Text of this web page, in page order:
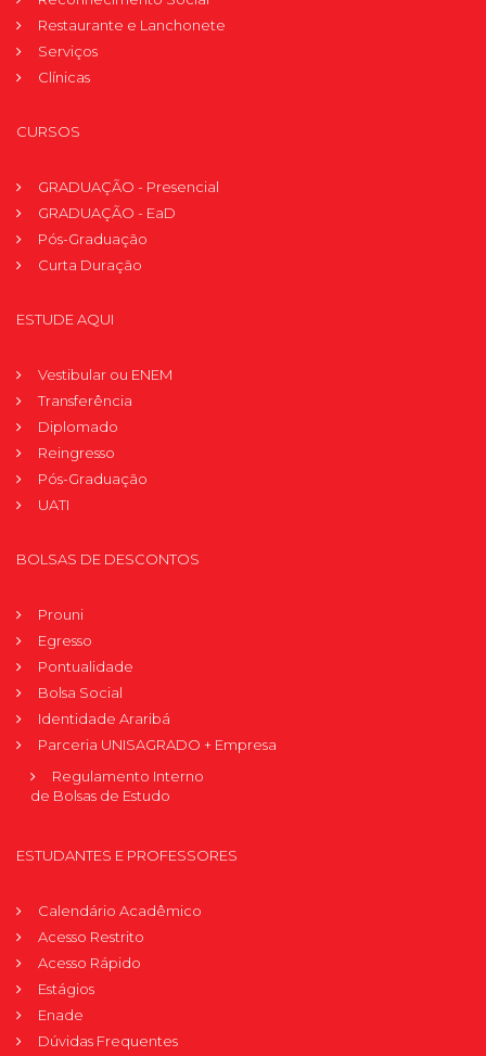
Restaurante e Lanchonete
Serviços
Clínicas
CURSOS
GRADUAÇÃO - Presencial
GRADUAÇÃO - EaD
Pós-Graduação
Curta Duração
ESTUDE AQUI
Vestibular ou ENEM
Transferência
Diplomado
Reingresso
Pós-Graduação
UATI
BOLSAS DE DESCONTOS
Prouni
Egresso
Pontualidade
Bolsa Social
Identidade Araribá
Parceria UNISAGRADO + Empresa
Regulamento Interno
de Bolsas de Estudo
ESTUDANTES E PROFESSORES
Calendário Acadêmico
Acesso Restrito
Acesso Rápido
Estágios
Enade
Dúvidas Frequentes